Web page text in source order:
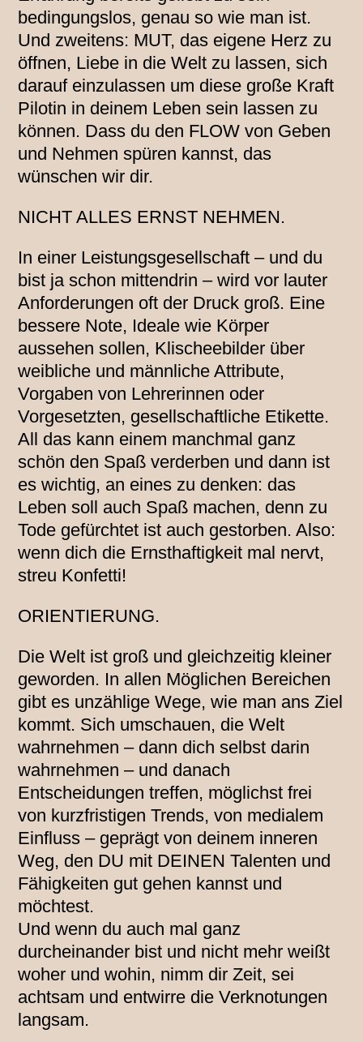
bedingungslos, genau so wie man ist.
Und zweitens: MUT, das eigene Herz zu
öffnen, Liebe in die Welt zu lassen, sich
darauf einzulassen um diese große Kraft
Pilotin in deinem Leben sein lassen zu
können. Dass du den FLOW von Geben
und Nehmen spüren kannst, das
wünschen wir dir.
NICHT ALLES ERNST NEHMEN.
In einer Leistungsgesellschaft – und du
bist ja schon mittendrin – wird vor lauter
Anforderungen oft der Druck groß. Eine
bessere Note, Ideale wie Körper
aussehen sollen, Klischeebilder über
weibliche und männliche Attribute,
Vorgaben von Lehrerinnen oder
Vorgesetzten, gesellschaftliche Etikette.
All das kann einem manchmal ganz
schön den Spaß verderben und dann ist
es wichtig, an eines zu denken: das
Leben soll auch Spaß machen, denn zu
Tode gefürchtet ist auch gestorben. Also:
wenn dich die Ernsthaftigkeit mal nervt,
streu Konfetti!
ORIENTIERUNG.
Die Welt ist groß und gleichzeitig kleiner
geworden. In allen Möglichen Bereichen
gibt es unzählige Wege, wie man ans Ziel
kommt. Sich umschauen, die Welt
wahrnehmen – dann dich selbst darin
wahrnehmen – und danach
Entscheidungen treffen, möglichst frei
von kurzfristigen Trends, von medialem
Einfluss – geprägt von deinem inneren
Weg, den DU mit DEINEN Talenten und
Fähigkeiten gut gehen kannst und
möchtest.
Und wenn du auch mal ganz
durcheinander bist und nicht mehr weißt
woher und wohin, nimm dir Zeit, sei
achtsam und entwirre die Verknotungen
langsam.